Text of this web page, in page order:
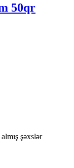
50qr
şəxslər